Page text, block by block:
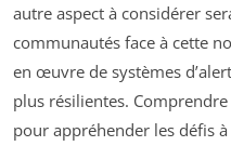
autre aspect à considérer
communautés face à cette
en œuvre de systèmes
plus résilientes.
pour appréhender les défis